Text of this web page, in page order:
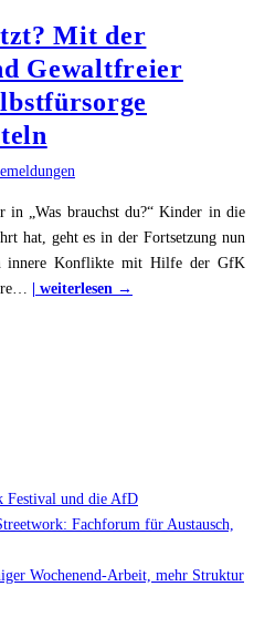
in
den
Wahnsinn
–
gelassen
Jahre
5
bis
10“"
Mit der
Gewaltfreier
„Was brauchst du?“ Kinder in die
hat, geht es in der Fortsetzung nun
innere Konflikte mit Hilfe der GfK
… | weiterlesen →
Gewaltfreier
Kommunikation
kindgerecht
Festival und die AfD
Fachforum für Austausch,
Wochenend-Arbeit, mehr Struktur